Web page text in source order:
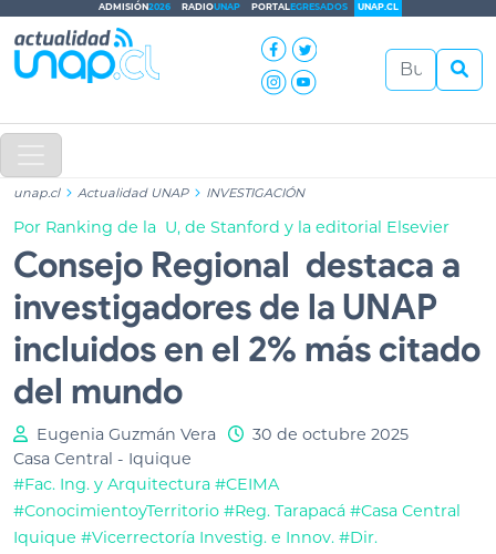
ADMISIÓN2026 RADIOUNAP PORTALEGRESADOS UNAP.CL
unap.cl Actualidad UNAP INVESTIGACIÓN
Por Ranking de la U, de Stanford y la editorial Elsevier
Consejo Regional destaca a
investigadores de la UNAP
incluidos en el 2% más citado
del mundo
Eugenia Guzmán Vera
30 de octubre 2025
Casa Central - Iquique
#Fac. Ing. y Arquitectura #CEIMA
#ConocimientoyTerritorio #Reg. Tarapacá #Casa Central
Iquique #Vicerrectoría Investig. e Innov. #Dir.